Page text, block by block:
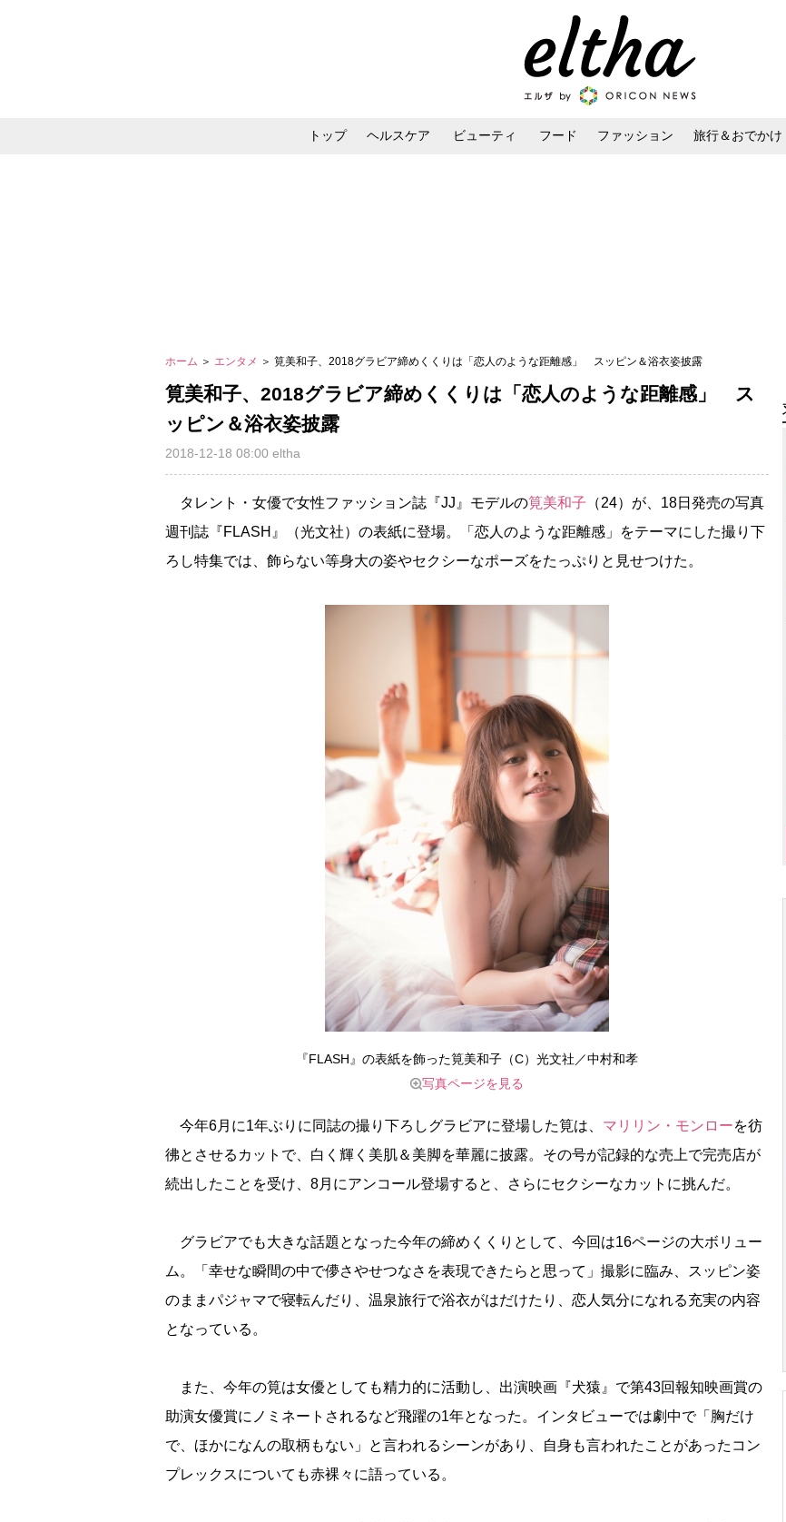
トップ ヘルスケア ビューティ フード ファッション 旅行＆おでかけ
ホーム ＞ エンタメ ＞ 筧美和子、2018グラビア締めくくりは「恋人のような距離感」 スッピン＆浴衣姿披露
筧美和子、2018グラビア締めくくりは「恋人のような距離感」 ス
ッピン＆浴衣姿披露
2018-12-18 08:00 eltha
タレント・女優で女性ファッション誌『JJ』モデルの筧美和子 （24）が、18日発売の写真
週刊誌『FLASH』（光文社）の表紙に登場。「恋人のような距離感」をテーマにした撮り下
ろし特集では、飾らない等身大の姿やセクシーなポーズをたっぷりと見せつけた。
『FLASH』の表紙を飾った筧美和子（C）光文社／中村和孝
写真ページを見る
今年6月に1年ぶりに同誌の撮り下ろしグラビアに登場した筧は、 マリリン・モンローを彷
彿とさせるカットで、白く輝く美肌＆美脚を華麗に披露。その号が記録的な売上で完売店が
続出したことを受け、8月にアンコール登場すると、さらにセクシーなカットに挑んだ。
グラビアでも大きな話題となった今年の締めくくりとして、今回は16ページの大ボリュー
ム。「幸せな瞬間の中で儚さやせつなさを表現できたらと思って」撮影に臨み、スッピン姿
のままパジャマで寝転んだり、温泉旅行で浴衣がはだけたり、恋人気分になれる充実の内容
となっている。
また、今年の筧は女優としても精力的に活動し、出演映画『犬猿』で第43回報知映画賞の
助演女優賞にノミネートされるなど飛躍の1年となった。インタビューでは劇中で「胸だけ
で、ほかになんの取柄もない」と言われるシーンがあり、自身も言われたことがあったコン
プレックスについても赤裸々に語っている。